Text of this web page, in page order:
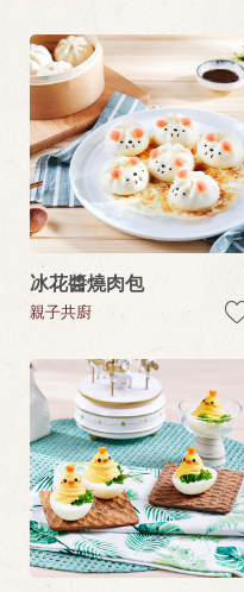
冰花醬燒肉包
親子共廚